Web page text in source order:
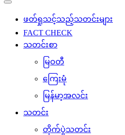
ဖတ်ရှုသင့်သည့်သတင်းများ
FACT CHECK
သတင်းစာ
မြဝတီ
ကြေးမုံ
မြန်မာ့အလင်း
သတင်း
တိုက်ပွဲသတင်း